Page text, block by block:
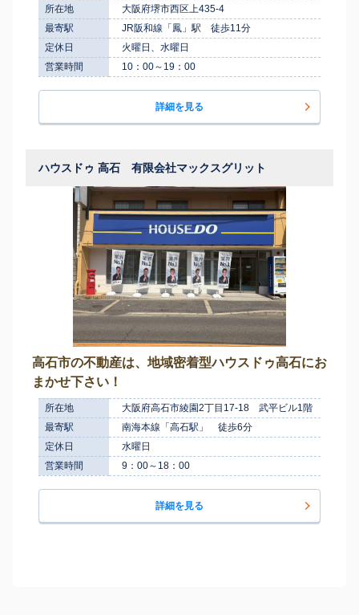
所在地
大阪府堺市西区上435-4
最寄駅
JR阪和線「鳳」駅 徒歩11分
定休日
火曜日、水曜日
営業時間
10：00～19：00
詳細を見る
ハウスドゥ 高石 有限会社マックスグリット
高石市の不動産は、地域密着型ハウスドゥ高石にお
まかせ下さい！
所在地
大阪府高石市綾園2丁目17-18 武平ビル1階
最寄駅
南海本線「高石駅」 徒歩6分
定休日
水曜日
営業時間
9：00～18：00
詳細を見る